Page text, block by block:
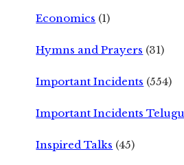
Economics (1)
Hymns and Prayers (31)
Important Incidents (554)
Important Incidents Telugu
Inspired Talks (45)